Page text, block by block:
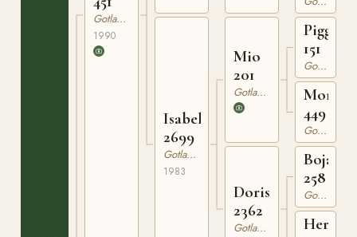
Gotlandsruss
1990
Isabella
2699
Gotlandsruss
1983
Mio
201
Gotlandsruss
Doris
2362
Gotlandsruss
Piggelin
151
Gotlandsruss
Monika
449
Gotlandsruss
Bojar
258
Gotlandsruss